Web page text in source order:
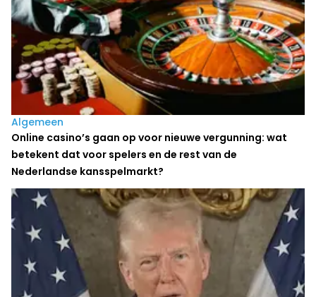
Algemeen
Online casino’s gaan op voor nieuwe vergunning: wat
betekent dat voor spelers en de rest van de
Nederlandse kansspelmarkt?